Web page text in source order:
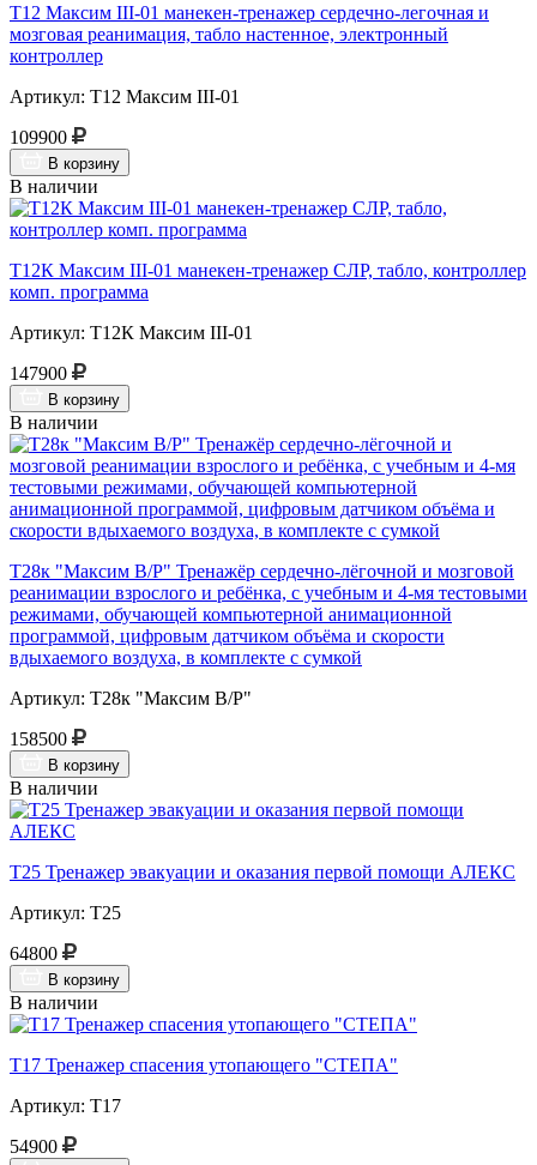
Т12 Максим III-01 манекен-тренажер сердечно-легочная и
мозговая реанимация, табло настенное, электронный
контроллер
Артикул: Т12 Максим III-01
109900
В корзину
В наличии
Т12К Максим III-01 манекен-тренажер СЛР, табло, контроллер
комп. программа
Артикул: Т12К Максим III-01
147900
В корзину
В наличии
Т28к "Максим В/Р" Тренажёр сердечно-лёгочной и мозговой
реанимации взрослого и ребёнка, с учебным и 4-мя тестовыми
режимами, обучающей компьютерной анимационной
программой, цифровым датчиком объёма и скорости
вдыхаемого воздуха, в комплекте с сумкой
Артикул: Т28к "Максим В/Р"
158500
В корзину
В наличии
Т25 Тренажер эвакуации и оказания первой помощи АЛЕКС
Артикул: Т25
64800
В корзину
В наличии
Т17 Тренажер спасения утопающего "СТЕПА"
Артикул: Т17
54900